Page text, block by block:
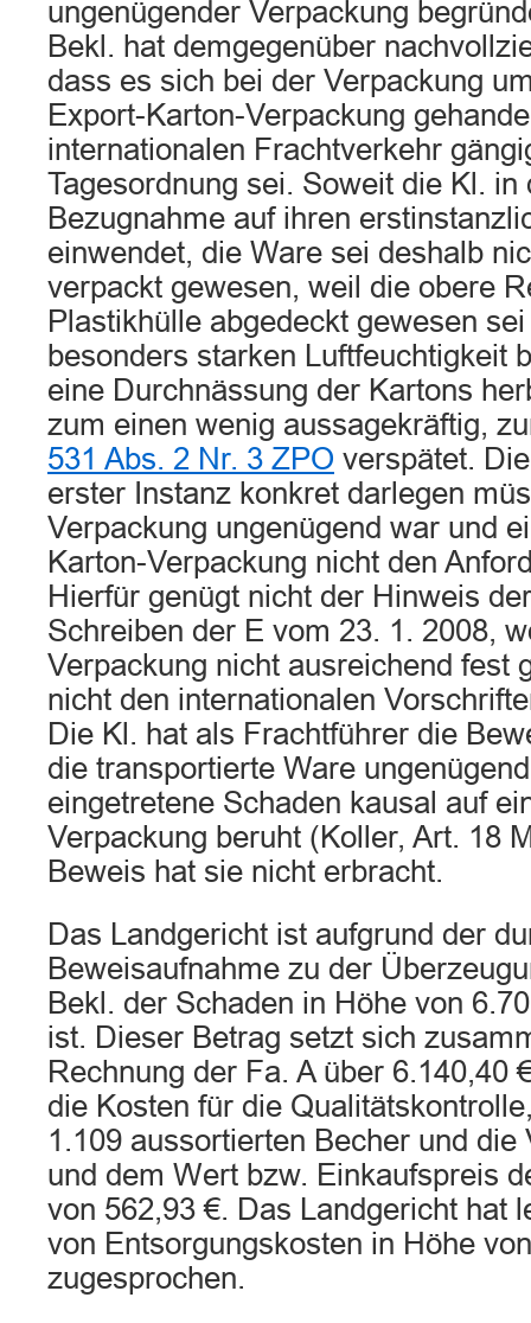
ungenügender Verpackung
Bekl. hat demgegenüber
dass es sich bei der Verpackung
Export-Karton-Verpackung
internationalen Frachtverkehr
Tagesordnung sei. Soweit die Kl. in
Bezugnahme auf ihren
einwendet, die Ware sei deshalb
verpackt gewesen, weil die obere
Plastikhülle abgedeckt gewesen
besonders starken Luftfeuchtigkeit
eine Durchnässung der Kartons
zum einen wenig aussagekräftig,
531 Abs. 2 Nr. 3 ZPO verspätet.
erster Instanz konkret darlegen
Verpackung ungenügend war und
Karton-Verpackung nicht den
Hierfür genügt nicht der Hinweis
Schreiben der E vom 23. 1. 2008,
Verpackung nicht ausreichend fest
nicht den internationalen
Die Kl. hat als Frachtführer die
die transportierte Ware
eingetretene Schaden kausal auf
Verpackung beruht (Koller, Art. 18
Beweis hat sie nicht erbracht.
Das Landgericht ist aufgrund der
Beweisaufnahme zu der
Bekl. der Schaden in Höhe von
ist. Dieser Betrag setzt sich
Rechnung der Fa. A über 6.140,40
die Kosten für die
1.109 aussortierten Becher und die
und dem Wert bzw. Einkaufspreis
von 562,93 €. Das Landgericht hat
von Entsorgungskosten in Höhe
zugesprochen.